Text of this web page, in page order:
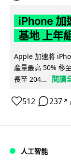
iPhone 加
基地 上年
Apple 加速將
產量最高 50% 移
長至 204...
閱讀
512 237 ↗
人工智能